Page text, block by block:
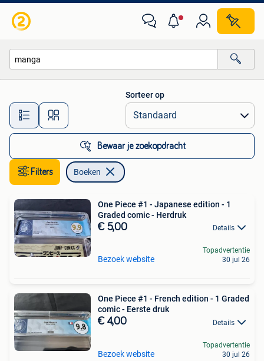
Alle afstanden…
Sorteer op
Bewaar je zoekopdracht
Filters Boeken
One Piece #1 - Japanese edition - 1
Graded comic - Herdruk
€ 5,00 Details
Bezoek website
Topadvertentie
30 jul 26
One Piece #1 - French edition - 1 Graded
comic - Eerste druk
€ 4,00 Details
Bezoek website
Topadvertentie
30 jul 26